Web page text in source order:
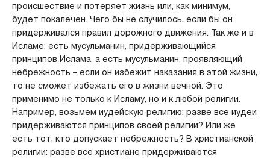
происшествие и потеряет жизнь или, как минимум,
будет покалечен. Чего бы не случилось, если бы он
придерживался правил дорожного движения. Так же и в
Исламе: есть мусульманин, придерживающийся
принципов Ислама, а есть мусульманин, проявляющий
небрежность – если он избежит наказания в этой жизни,
то не сможет избежать его в жизни вечной. Это
применимо не только к Исламу, но и к любой религии.
Например, возьмем иудейскую религию: разве все иудеи
придерживаются принципов своей религии? Или же
есть тот, кто допускает небрежность? В христианской
религии: разве все христиане придерживаются